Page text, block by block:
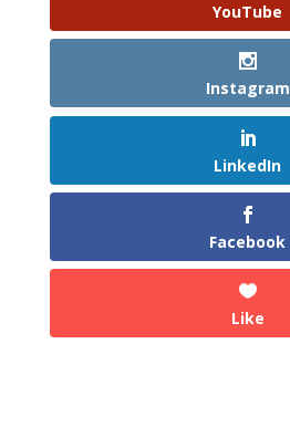
YouTube
Instagram
LinkedIn
Facebook
Like